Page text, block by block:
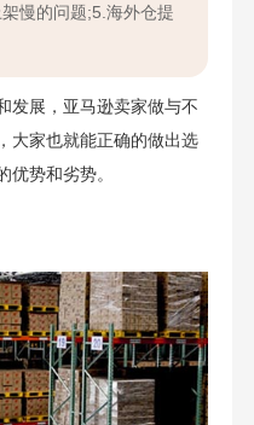
慢的问题;5.海外仓提
发展，亚马逊卖家做与不
大家也就能正确的做出选
优势和劣势。